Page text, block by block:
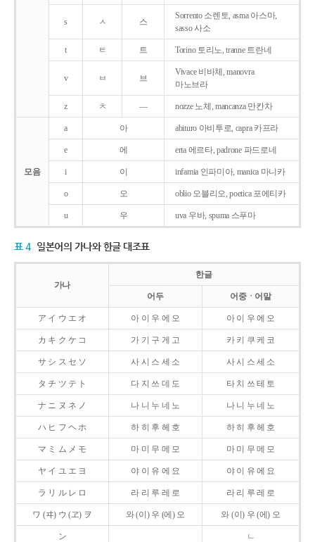
s ㅅ 스
Sorrento 소렌토, asma 아스마,
sasso 사소
t ㅌ 트 Torino 토리노, tranne 트란네
v ㅂ 브
Vivace 비바체, manovra
마노브라
z ㅊ ― nozze 노체, mancanza 만칸차
모음
a 아 abituro 아비투로, capra 카프라
e 에 erta 에르타, padrone 파드로네
i 이 infamia 인파미아, manica 마니카
o 오 oblio 오블리오, poetica 포에티카
u 우 uva 우바, spuma 스푸마
표 4 일본어의 가나와 한글 대조표
가나
한글
어두 어중ㆍ어말
ア イ ウ エ オ 아 이 우 에 오 아 이 우 에 오
カ キ ク ケ コ 가 기 구 게 고 카 키 쿠 케 코
サ シ ス セ ソ 사 시 스 세 소 사 시 스 세 소
タ チ ツ テ ト 다 지 쓰 데 도 타 치 쓰 테 토
ナ ニ ヌ ネ ノ 나 니 누 네 노 나 니 누 네 노
ハ ヒ フ ヘ ホ 하 히 후 헤 호 하 히 후 헤 호
マ ミ ム メ モ 마 미 무 메 모 마 미 무 메 모
ヤ イ ユ エ ヨ 야 이 유 에 요 야 이 유 에 요
ラ リ ル レ ロ 라 리 루 레 로 라 리 루 레 로
ワ (ヰ) ウ (ヱ) ヲ 와 (이) 우 (에) 오 와 (이) 우 (에) 오
ン ㄴ